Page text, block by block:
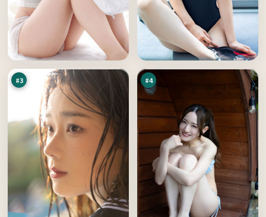
#3
深
空
来
信
91
万
#4
暗
号万